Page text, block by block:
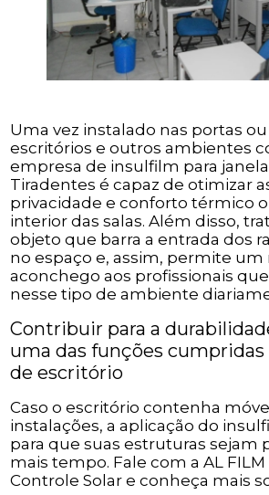
Uma vez instalado nas portas
escritórios e outros ambientes
empresa de insulfilm para
Tiradentes é capaz de otimizar
privacidade e conforto térmico
interior das salas. Além disso,
objeto que barra a entrada dos
no espaço e, assim, permite
aconchego aos profissionais
nesse tipo de ambiente
Contribuir para a
uma das funções
de escritório
Caso o escritório contenha
instalações, a aplicação do
para que suas estruturas sejam
mais tempo. Fale com a AL
Controle Solar e conheça mais